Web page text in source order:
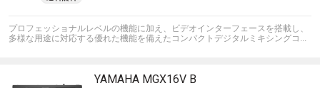
プロフェッショナルレベルの機能に加え、ビデオインターフェースを搭載し、
多様な用途に対応する優れた機能を備えたコンパクトデジタルミキシングコ...
YAMAHA MGX16V B